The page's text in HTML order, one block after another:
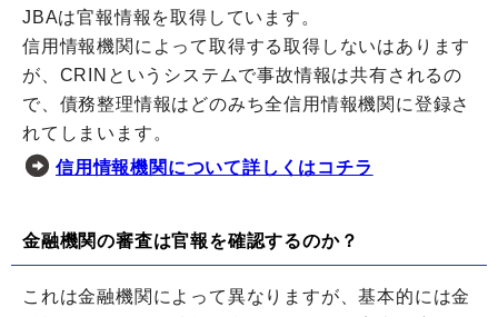
JBAは官報情報を取得しています。
信用情報機関によって取得する取得しないはあります
が、CRINというシステムで事故情報は共有されるの
で、債務整理情報はどのみち全信用情報機関に登録さ
れてしまいます。
信用情報機関について詳しくはコチラ
金融機関の審査は官報を確認するのか？
これは金融機関によって異なりますが、基本的には金